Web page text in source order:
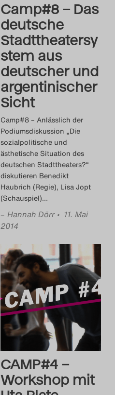
Camp#8 – Das
deutsche
Stadttheatersy
stem aus
deutscher und
argentinischer
Sicht
Camp#8 – Anlässlich der
Podiumsdiskussion „Die
sozialpolitische und
ästhetische Situation des
deutschen Stadttheaters?“
diskutieren Benedikt
Haubrich (Regie), Lisa Jopt
(Schauspiel)…
– Hannah Dörr • 11. Mai
2014
CAMP#4 –
Workshop mit